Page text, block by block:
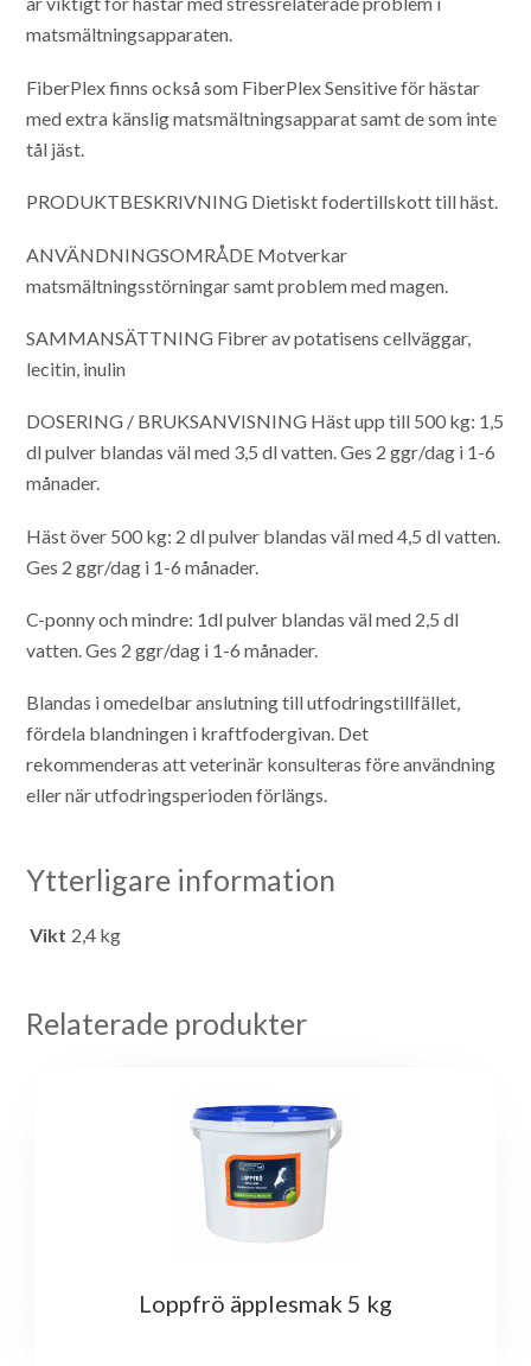
matsmältningsapparaten.
FiberPlex finns också som FiberPlex Sensitive för hästar
med extra känslig matsmältningsapparat samt de som inte
tål jäst.
PRODUKTBESKRIVNING Dietiskt fodertillskott till häst.
ANVÄNDNINGSOMRÅDE Motverkar
matsmältningsstörningar samt problem med magen.
SAMMANSÄTTNING Fibrer av potatisens cellväggar,
lecitin, inulin
DOSERING / BRUKSANVISNING Häst upp till 500 kg: 1,5
dl pulver blandas väl med 3,5 dl vatten. Ges 2 ggr/dag i 1-6
månader.
Häst över 500 kg: 2 dl pulver blandas väl med 4,5 dl vatten.
Ges 2 ggr/dag i 1-6 månader.
C-ponny och mindre: 1dl pulver blandas väl med 2,5 dl
vatten. Ges 2 ggr/dag i 1-6 månader.
Blandas i omedelbar anslutning till utfodringstillfället,
fördela blandningen i kraftfodergivan. Det
rekommenderas att veterinär konsulteras före användning
eller när utfodringsperioden förlängs.
Ytterligare information
Vikt 2,4 kg
Relaterade produkter
Loppfrö äpplesmak 5 kg